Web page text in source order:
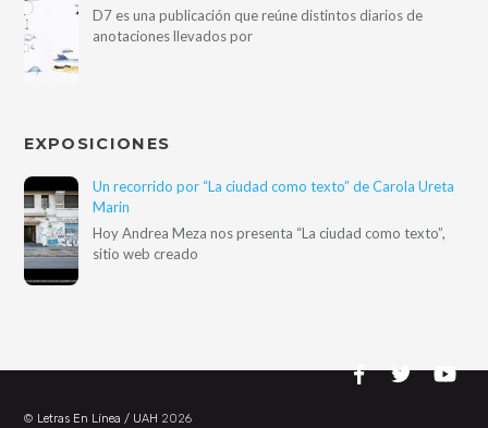
D7 es una publicación que reúne distintos diarios de
anotaciones llevados por
EXPOSICIONES
Un recorrido por “La ciudad como texto” de Carola Ureta
Marin
Hoy Andrea Meza nos presenta “La ciudad como texto”,
sitio web creado
© Letras En Línea / UAH 2026